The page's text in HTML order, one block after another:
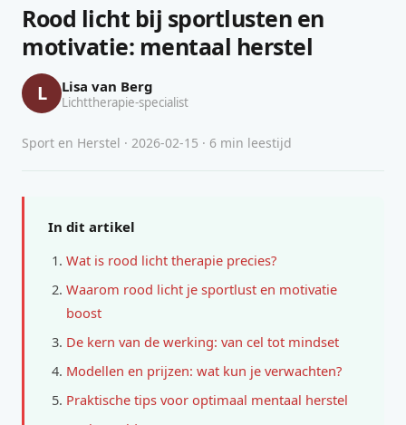
Rood licht bij sportlusten en
motivatie: mentaal herstel
L Lisa van Berg
Lichttherapie-specialist
Sport en Herstel · 2026-02-15 · 6 min leestijd
In dit artikel
Wat is rood licht therapie precies?
Waarom rood licht je sportlust en motivatie
boost
De kern van de werking: van cel tot mindset
Modellen en prijzen: wat kun je verwachten?
Praktische tips voor optimaal mentaal herstel